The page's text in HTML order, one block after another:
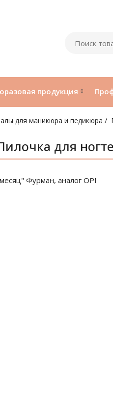
продукция
для маникюра и педикюра
для